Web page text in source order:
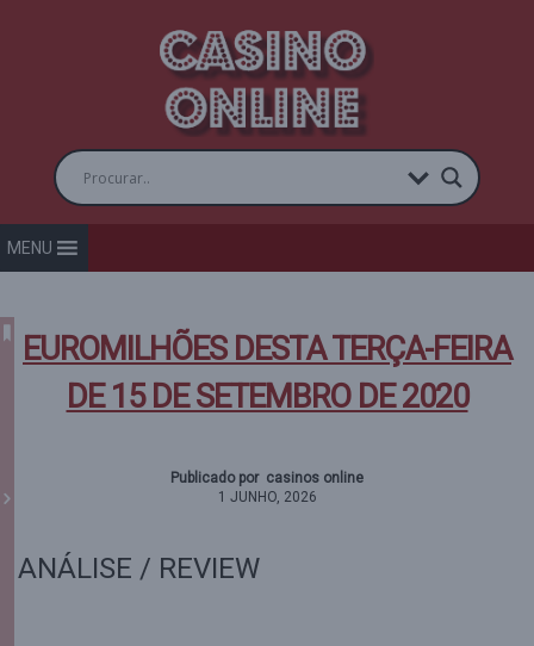
MENU
EUROMILHÕES DESTA TERÇA-FEIRA
DE 15 DE SETEMBRO DE 2020
Publicado por casinos online
1 JUNHO, 2026
ANÁLISE / REVIEW